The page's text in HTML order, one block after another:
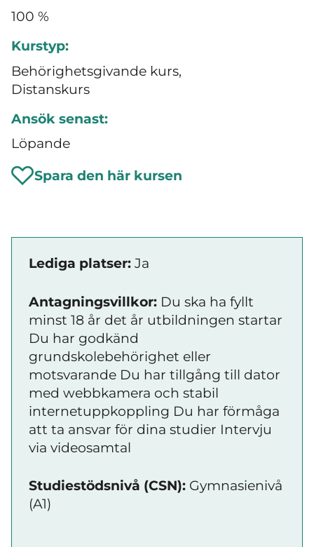
100 %
Kurstyp:
Behörighetsgivande kurs,
Distanskurs
Ansök senast:
Löpande
Spara den här kursen
Lediga platser: Ja
Antagningsvillkor: Du ska ha fyllt
minst 18 år det år utbildningen startar
Du har godkänd
grundskolebehörighet eller
motsvarande Du har tillgång till dator
med webbkamera och stabil
internetuppkoppling Du har förmåga
att ta ansvar för dina studier Intervju
via videosamtal
Studiestödsnivå (CSN): Gymnasienivå
(A1)